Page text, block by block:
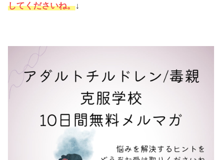
してくださいね。↓